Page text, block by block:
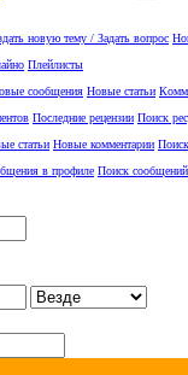
новую тему / Задать вопрос
Плейлисты
сообщения Новые статьи
Последние рецензии Поиск
статьи Новые комментарии
в профиле Поиск